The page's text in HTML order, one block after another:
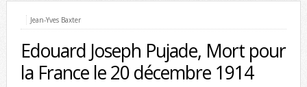
Jean-Yves Baxter
Edouard Joseph Pujade, Mort pour
la France le 20 décembre 1914